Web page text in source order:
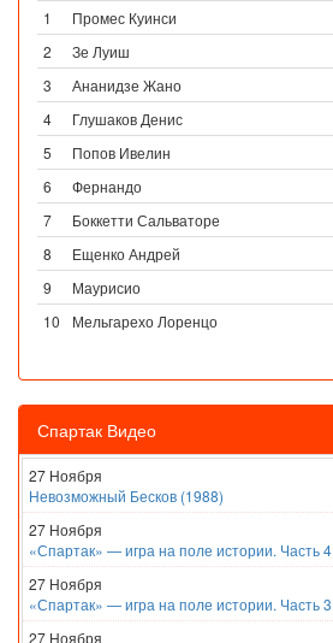
1 Промес Куинси
2
Зе Луиш
3
Ананидзе Жано
4
Глушаков Денис
5
Попов Ивелин
6
Фернандо
7
Боккетти Сальваторе
8
Ещенко Андрей
9
Маурисио
10
Мельгарехо Лоренцо
Спартак Видео
27 Ноября
Невозможный Бесков (1988)
27 Ноября
«Спартак» — игра на поле истории. Часть 4
27 Ноября
«Спартак» — игра на поле истории. Часть 3
27 Ноября